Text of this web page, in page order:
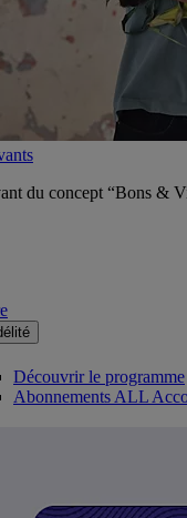
du concept “Bons &
Découvrir le programme
Abonnements ALL